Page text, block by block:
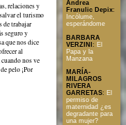
relaciones y
el turismo
de trabajar
seguro y
que nos dice
al
nos ve
pelo ¡Por
Andrea
Franulic Depix:
Incólume,
esperándome
BARBARA
VERZINI : El
Papa y la
Manzana
MARÍA-
MILAGROS
RIVERA
GARRETAS: El
permiso de
maternidad ¿es
degradante para
una mujer?